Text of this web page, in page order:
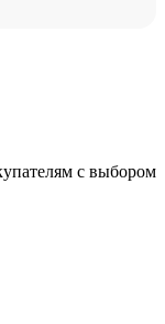
с выбором